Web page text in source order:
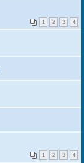
1 2 3 4
1 2 3 4